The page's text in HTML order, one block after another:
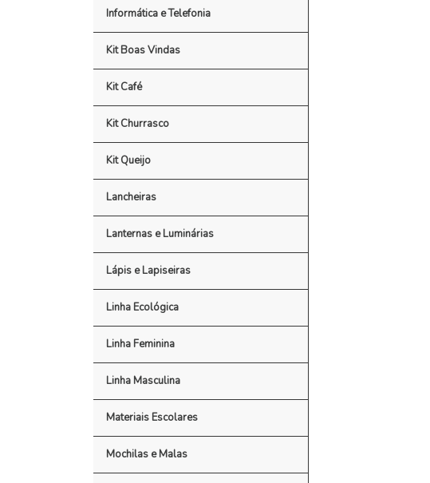
Informática e Telefonia
Kit Boas Vindas
Kit Café
Kit Churrasco
Kit Queijo
Lancheiras
Lanternas e Luminárias
Lápis e Lapiseiras
Linha Ecológica
Linha Feminina
Linha Masculina
Materiais Escolares
Mochilas e Malas